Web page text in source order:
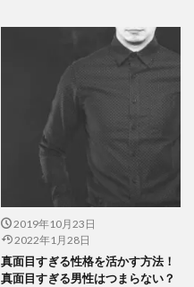
2019年10月23日
2022年1月28日
真面目すぎる性格を活かす方法！
真面目すぎる男性はつまらない？